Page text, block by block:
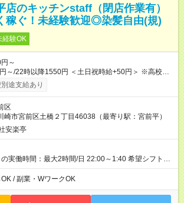
のキッチンstaff（閉店作業有）
稼ぐ！未経験歓迎◎染髪自由(規)
経験OK
～
降1550円 ＜土日祝時給+50円＞ ※高校生
さ：12ヶ
態、給与は本採用時と同じです。 ※最大12ヶ月の間
途支給あり
区
崎市宮前区土橋２丁目46038（最寄り駅：宮前平）
安楽亭
実働時間：最大2時間/日 22:00～1:40 希望シフト
～・1日3時間～OK！ ※18歳未満・高校生は21:30ま
合わせてのシフト相談も可能！
/ 副業・WワークOK